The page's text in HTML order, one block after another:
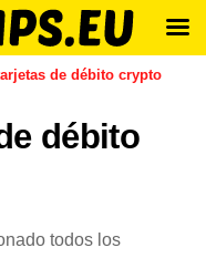
de débito crypto
débito
todos los